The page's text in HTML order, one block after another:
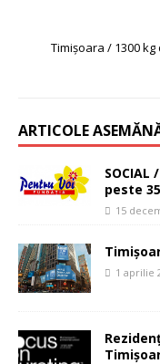
Timişoara / 1300
ARTICOLE
peste
15
1 aprilie